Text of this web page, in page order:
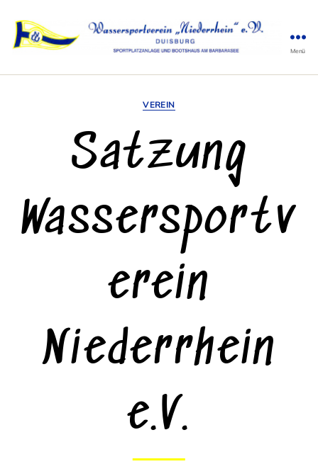
Niederrhein
Menü
Kategorien
VEREIN
Satzung
Wassersportv
erein
Niederrhein
e.V.